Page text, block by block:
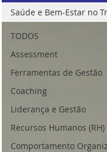
TODOS
Assessment
Ferramentas de Gestão
Coaching
Liderança e Gestão
Recursos Humanos (RH)
Comportamento
Saúde e Bem-Estar no